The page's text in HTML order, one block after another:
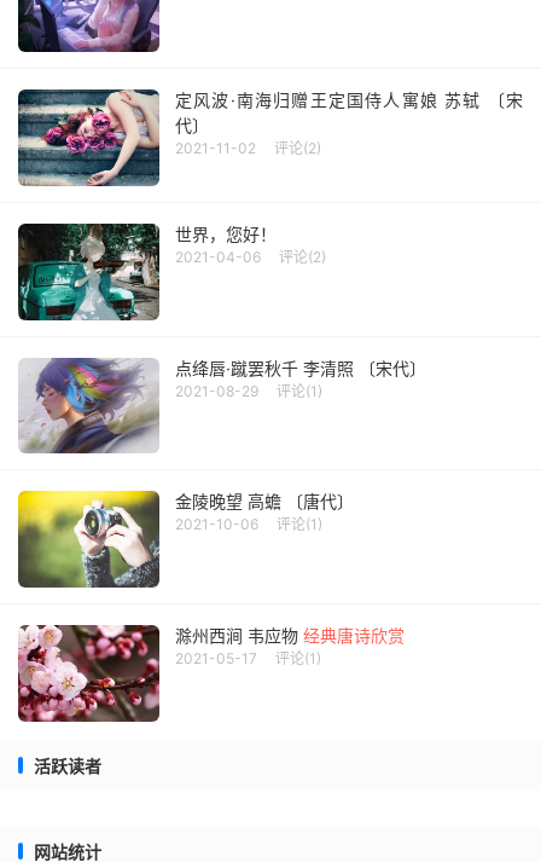
定风波·南海归赠王定国侍人寓娘 苏轼 〔宋
代〕
2021-11-02 评论(2)
世界，您好！
2021-04-06 评论(2)
点绛唇·蹴罢秋千 李清照 〔宋代〕
2021-08-29 评论(1)
金陵晚望 高蟾 〔唐代〕
2021-10-06 评论(1)
滁州西涧 韦应物 经典唐诗欣赏
2021-05-17 评论(1)
活跃读者
网站统计